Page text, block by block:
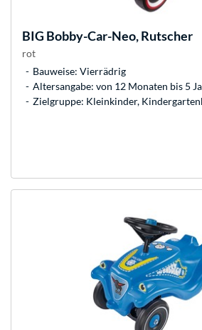
BIG Bobby-Car-Neo, Rutscher
rot
Bauweise: Vierrädrig
Altersangabe: von 12 Monaten bis 5
Zielgruppe: Kleinkinder,